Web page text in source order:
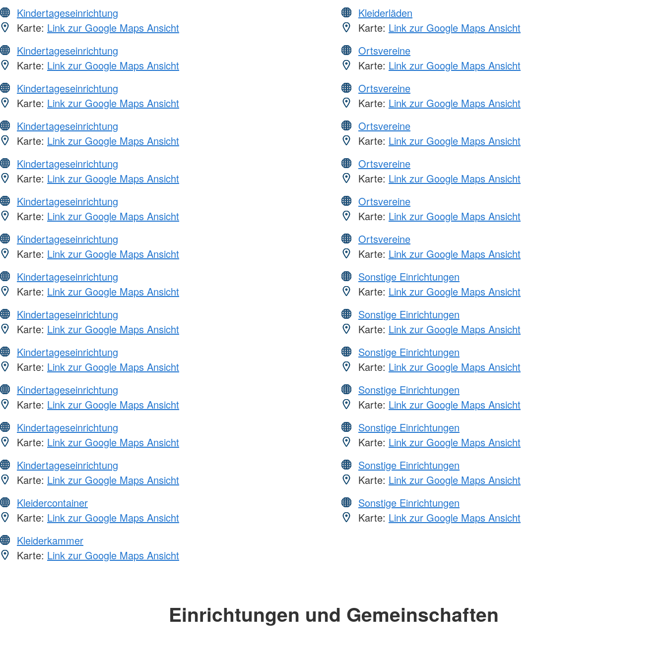
Kindertageseinrichtung
Karte: Link zur Google Maps Ansicht
Kindertageseinrichtung
Karte: Link zur Google Maps Ansicht
Kindertageseinrichtung
Karte: Link zur Google Maps Ansicht
Kindertageseinrichtung
Karte: Link zur Google Maps Ansicht
Kindertageseinrichtung
Karte: Link zur Google Maps Ansicht
Kindertageseinrichtung
Karte: Link zur Google Maps Ansicht
Kindertageseinrichtung
Karte: Link zur Google Maps Ansicht
Kindertageseinrichtung
Karte: Link zur Google Maps Ansicht
Kindertageseinrichtung
Karte: Link zur Google Maps Ansicht
Kindertageseinrichtung
Karte: Link zur Google Maps Ansicht
Kindertageseinrichtung
Karte: Link zur Google Maps Ansicht
Kindertageseinrichtung
Karte: Link zur Google Maps Ansicht
Kindertageseinrichtung
Karte: Link zur Google Maps Ansicht
Kleidercontainer
Karte: Link zur Google Maps Ansicht
Kleiderkammer
Karte: Link zur Google Maps Ansicht
Kleiderläden
Karte: Link zur Google Maps Ansicht
Ortsvereine
Karte: Link zur Google Maps Ansicht
Ortsvereine
Karte: Link zur Google Maps Ansicht
Ortsvereine
Karte: Link zur Google Maps Ansicht
Ortsvereine
Karte: Link zur Google Maps Ansicht
Ortsvereine
Karte: Link zur Google Maps Ansicht
Ortsvereine
Karte: Link zur Google Maps Ansicht
Sonstige Einrichtungen
Karte: Link zur Google Maps Ansicht
Sonstige Einrichtungen
Karte: Link zur Google Maps Ansicht
Sonstige Einrichtungen
Karte: Link zur Google Maps Ansicht
Sonstige Einrichtungen
Karte: Link zur Google Maps Ansicht
Sonstige Einrichtungen
Karte: Link zur Google Maps Ansicht
Sonstige Einrichtungen
Karte: Link zur Google Maps Ansicht
Sonstige Einrichtungen
Karte: Link zur Google Maps Ansicht
Einrichtungen und Gemeinschaften